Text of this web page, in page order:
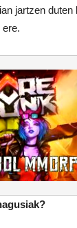
jartzen
ere.